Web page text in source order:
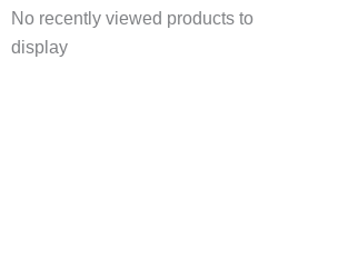
No recently viewed products to
display